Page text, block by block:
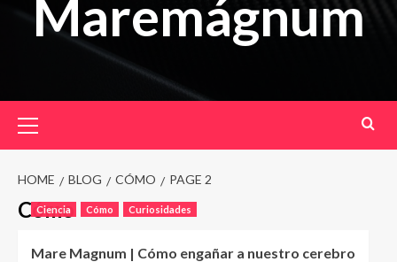
Maremágnum
Menu
HOME BLOG CÓMO PAGE 2
Cómo
Ciencia Cómo Curiosidades
Mare Magnum | Cómo engañar a nuestro cerebro